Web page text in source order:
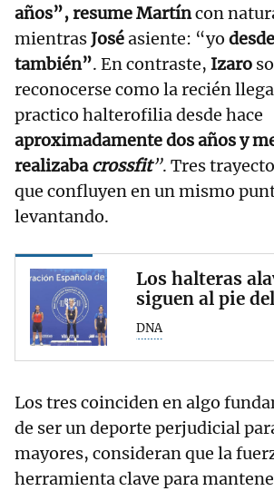
años”, resume Martíncon
mientrasJoséasiente: “yo
también”. En contraste, Izaro
reconocerse como la recién
practico halterofilia desde hace
aproximadamente dos años y
realizabacrossfit”. Tres
que confluyen en un mismo
levantando.
Los halteras
siguen al pie
DNA
Los tres coinciden en algo
de ser un deporte perjudicial
mayores, consideran que la
herramienta clave para